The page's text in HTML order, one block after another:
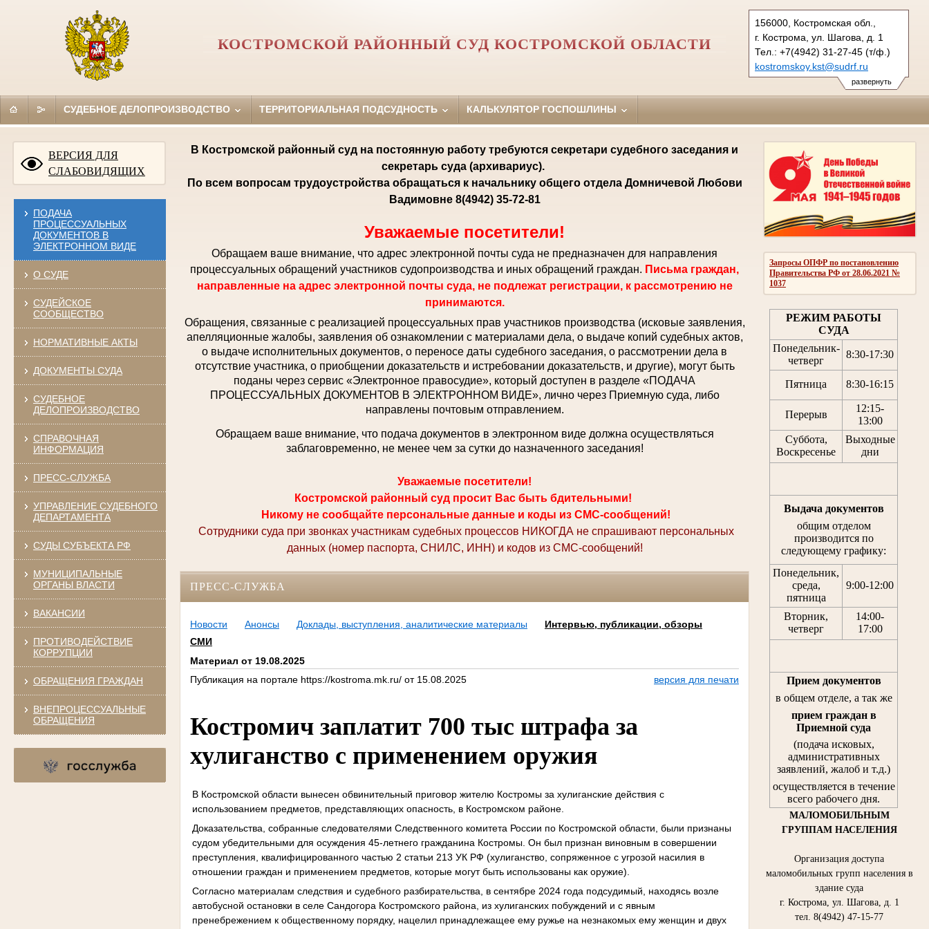
развернуть
156000, Костромская обл.,
г. Кострома, ул. Шагова, д. 1
Тел.: +7(4942) 31-27-45 (т/ф.)
kostromskoy.kst@sudrf.ru
КОСТРОМСКОЙ РАЙОННЫЙ СУД КОСТРОМСКОЙ ОБЛАСТИ
СУДЕБНОЕ ДЕЛОПРОИЗВОДСТВО ТЕРРИТОРИАЛЬНАЯ ПОДСУДНОСТЬ КАЛЬКУЛЯТОР ГОСПОШЛИНЫ
ВЕРСИЯ ДЛЯ
СЛАБОВИДЯЩИХ
ПОДАЧА
ПРОЦЕССУАЛЬНЫХ
ДОКУМЕНТОВ В
ЭЛЕКТРОННОМ ВИДЕ
О СУДЕ
СУДЕЙСКОЕ
СООБЩЕСТВО
НОРМАТИВНЫЕ АКТЫ
ДОКУМЕНТЫ СУДА
СУДЕБНОЕ
ДЕЛОПРОИЗВОДСТВО
СПРАВОЧНАЯ
ИНФОРМАЦИЯ
ПРЕСС-СЛУЖБА
УПРАВЛЕНИЕ СУДЕБНОГО
ДЕПАРТАМЕНТА
СУДЫ СУБЪЕКТА РФ
МУНИЦИПАЛЬНЫЕ
ОРГАНЫ ВЛАСТИ
ВАКАНСИИ
ПРОТИВОДЕЙСТВИЕ
КОРРУПЦИИ
ОБРАЩЕНИЯ ГРАЖДАН
ВНЕПРОЦЕССУАЛЬНЫЕ
ОБРАЩЕНИЯ
Запросы ОПФР по постановлению
Правительства РФ от 28.06.2021 №
1037
РЕЖИМ РАБОТЫ
СУДА
Понедельник-
четверг
8:30-17:30
Пятница 8:30-16:15
Перерыв
12:15-
13:00
Суббота,
Воскресенье
Выходные
дни
Выдача документов
общим отделом
производится по
следующему графику:
Понедельник,
среда,
пятница
9:00-12:00
Вторник,
четверг
14:00-
17:00
Прием документов
в общем отделе, а так же
прием граждан в
Приемной суда
(подача исковых,
административных
заявлений, жалоб и т.д.)
осуществляется в течение
всего рабочего дня.
МАЛОМОБИЛЬНЫМ
ГРУППАМ НАСЕЛЕНИЯ
Организация доступа
маломобильных групп населения в
здание суда
г. Кострома, ул. Шагова, д. 1
тел. 8(4942) 47-15-77
В Костромской районный суд на постоянную работу требуются секретари судебного заседания и
секретарь суда (архивариус).
По всем вопросам трудоустройства обращаться к начальнику общего отдела Домничевой Любови
Вадимовне 8(4942) 35-72-81
Уважаемые посетители!
Обращаем ваше внимание, что адрес электронной почты суда не предназначен для направления
процессуальных обращений участников судопроизводства и иных обращений граждан. Письма граждан,
направленные на адрес электронной почты суда, не подлежат регистрации, к рассмотрению не
принимаются.
Обращения, связанные с реализацией процессуальных прав участников производства (исковые заявления,
апелляционные жалобы, заявления об ознакомлении с материалами дела, о выдаче копий судебных актов,
о выдаче исполнительных документов, о переносе даты судебного заседания, о рассмотрении дела в
отсутствие участника, о приобщении доказательств и истребовании доказательств, и другие), могут быть
поданы через сервис «Электронное правосудие», который доступен в разделе «ПОДАЧА
ПРОЦЕССУАЛЬНЫХ ДОКУМЕНТОВ В ЭЛЕКТРОННОМ ВИДЕ», лично через Приемную суда, либо
направлены почтовым отправлением.
Обращаем ваше внимание, что подача документов в электронном виде должна осуществляться
заблаговременно, не менее чем за сутки до назначенного заседания!
Уважаемые посетители!
Костромской районный суд просит Вас быть бдительными!
Никому не сообщайте персональные данные и коды из СМС-сообщений!
Сотрудники суда при звонках участникам судебных процессов НИКОГДА не спрашивают персональных
данных (номер паспорта, СНИЛС, ИНН) и кодов из СМС-сообщений!
ПРЕСС-СЛУЖБА
Новости Анонсы Доклады, выступления, аналитические материалы
Интервью, публикации, обзоры
СМИ
Материал от 19.08.2025
Публикация на портале https://kostroma.mk.ru/ от 15.08.2025
версия для печати
Костромич заплатит 700 тыс штрафа за
хулиганство с применением оружия
В Костромской области вынесен обвинительный приговор жителю Костромы за хулиганские действия с
использованием предметов, представляющих опасность, в Костромском районе.
Доказательства, собранные следователями Следственного комитета России по Костромской области, были признаны
судом убедительными для осуждения 45-летнего гражданина Костромы. Он был признан виновным в совершении
преступления, квалифицированного частью 2 статьи 213 УК РФ (хулиганство, сопряженное с угрозой насилия в
отношении граждан и применением предметов, которые могут быть использованы как оружие).
Согласно материалам следствия и судебного разбирательства, в сентябре 2024 года подсудимый, находясь возле
автобусной остановки в селе Сандогора Костромского района, из хулиганских побуждений и с явным
пренебрежением к общественному порядку, нацелил принадлежащее ему ружье на незнакомых ему женщин и двух